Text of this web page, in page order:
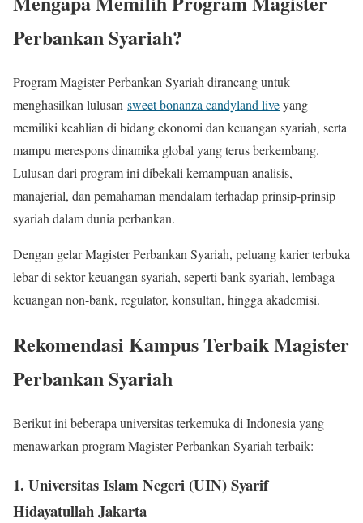
Perbankan Syariah?
Program Magister Perbankan Syariah dirancang untuk
menghasilkan lulusan sweet bonanza candyland liveyang
memiliki keahlian di bidang ekonomi dan keuangan syariah, serta
mampu merespons dinamika global yang terus berkembang.
Lulusan dari program ini dibekali kemampuan analisis,
manajerial, dan pemahaman mendalam terhadap prinsip-prinsip
syariah dalam dunia perbankan.
Dengan gelar Magister Perbankan Syariah, peluang karier terbuka
lebar di sektor keuangan syariah, seperti bank syariah, lembaga
keuangan non-bank, regulator, konsultan, hingga akademisi.
Rekomendasi Kampus Terbaik Magister
Perbankan Syariah
Berikut ini beberapa universitas terkemuka di Indonesia yang
menawarkan program Magister Perbankan Syariah terbaik:
1. Universitas Islam Negeri (UIN) Syarif
Hidayatullah Jakarta